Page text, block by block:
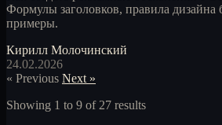
Формулы заголовков, правила дизайна
примеры.
Кирилл Молочинский
24.02.2026
« Previous Next »
Showing 1 to 9 of 27 results